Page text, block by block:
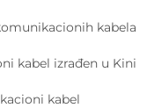
kabela
kabel izrađen u Kini
kabel